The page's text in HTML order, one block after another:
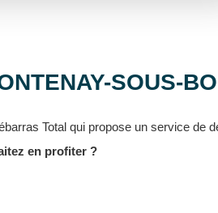
SOUS-
Total qui propose un service de
en profiter ?